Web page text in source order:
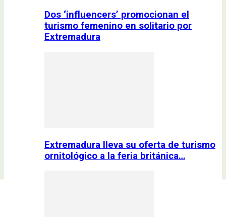
Dos ‘influencers’ promocionan el
turismo femenino en solitario por
Extremadura
Extremadura lleva su oferta de turismo
ornitológico a la feria británica…